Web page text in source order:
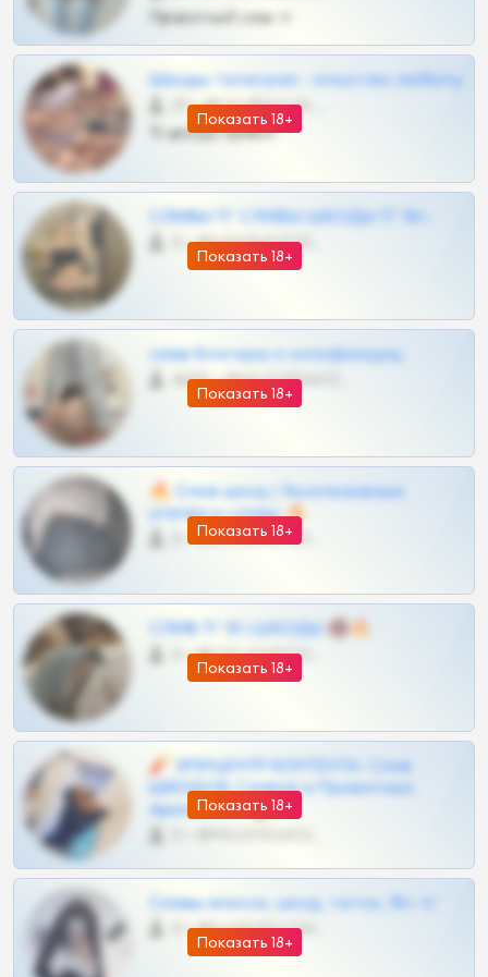
Приватный слив тг
Показать 18+
Шкоды телеграм - искуство любить
27 •
Тг шкоды приват
Показать 18+
СЛИВЫ ТГ СЛИВЫ ШКОДЫ ТГ 18+
0 •
Показать 18+
слив блогерш и онлифанщиц
4675 •
Показать 18+
🔥 Слив шкод | Эксклюзивные
утечки и сливы 🔥
0 •
Показать 18+
СЛИВ ТГ 18 | ШКОДЫ 🔞🔥
0 •
Показать 18+
🧨 ЭПИЦЕНТР КОНТЕНТА: Слив
ШКОДОВ Сливов и Приватных
Архивов ТГ 🔞💎
Показать 18+
Сливы вписок, шкод, теток, 18+ тг
0 •